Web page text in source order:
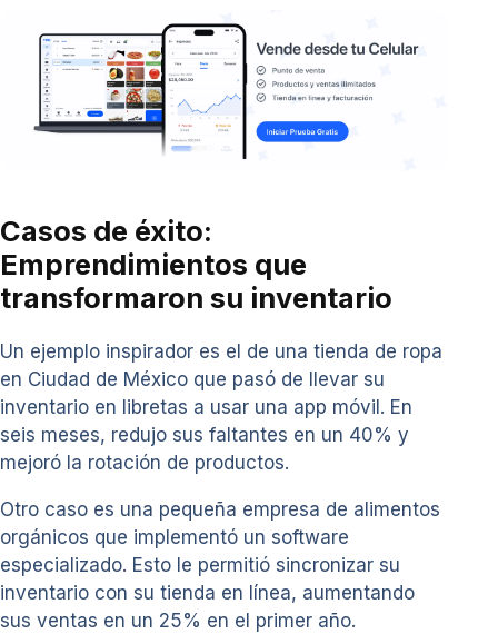
Casos de éxito:
Emprendimientos que
transformaron su inventario
Un ejemplo inspirador es el de una tienda de ropa
en Ciudad de México que pasó de llevar su
inventario en libretas a usar una app móvil. En
seis meses, redujo sus faltantes en un 40% y
mejoró la rotación de productos.
Otro caso es una pequeña empresa de alimentos
orgánicos que implementó un software
especializado. Esto le permitió sincronizar su
inventario con su tienda en línea, aumentando
sus ventas en un 25% en el primer año.